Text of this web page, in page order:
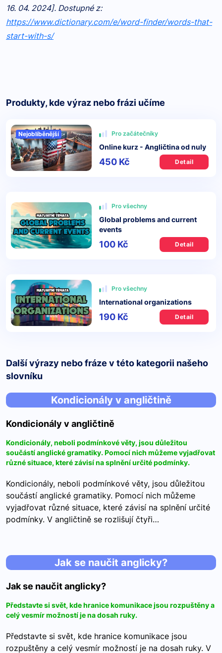
16. 04. 2024]. Dostupné z:
https://www.dictionary.com/e/word-finder/words-that-
start-with-s/
Produkty, kde výraz nebo frázi učíme
Nejoblíběnější Pro začátečníky
Online kurz - Angličtina od nuly
450 Kč Detail
Pro všechny
Global problems and current
events
100 Kč Detail
Pro všechny
International organizations
190 Kč Detail
Další výrazy nebo fráze v této kategorii našeho
slovníku
Kondicionály v angličtině
Kondicionály v angličtině
Kondicionály, neboli podmínkové věty, jsou důležitou
součástí anglické gramatiky. Pomocí nich můžeme vyjadřovat
různé situace, které závisí na splnění určité podmínky.
Kondicionály, neboli podmínkové věty, jsou důležitou
součástí anglické gramatiky. Pomocí nich můžeme
vyjadřovat různé situace, které závisí na splnění určité
podmínky. V angličtině se rozlišují čtyři…
Jak se naučit anglicky?
Jak se naučit anglicky?
Představte si svět, kde hranice komunikace jsou rozpuštěny a
celý vesmír možností je na dosah ruky.
Představte si svět, kde hranice komunikace jsou
rozpuštěny a celý vesmír možností je na dosah ruky. V